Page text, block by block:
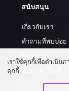
สนับสนุน
เกี่ยวกับเรา
คำถามที่พบบ่อย
ติดต่อเรา
เราใช้คุกกี้เพื่อดำเนิน
คุกกี้